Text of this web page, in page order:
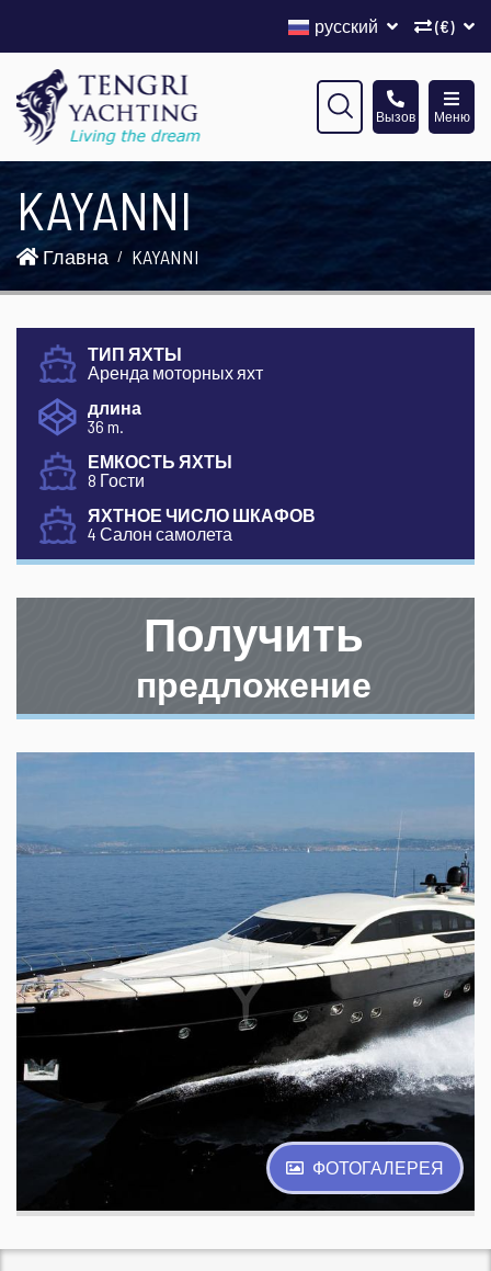
(€)
русский
Меню
Вызов
KAYANNI
Главна KAYANNI
ТИП ЯХТЫ
Аренда моторных яхт
длина
36 m.
ЕМКОСТЬ ЯХТЫ
8 Гости
ЯХТНОЕ ЧИСЛО ШКАФОВ
4 Салон самолета
Получить
предложение
ФОТОГАЛЕРЕЯ